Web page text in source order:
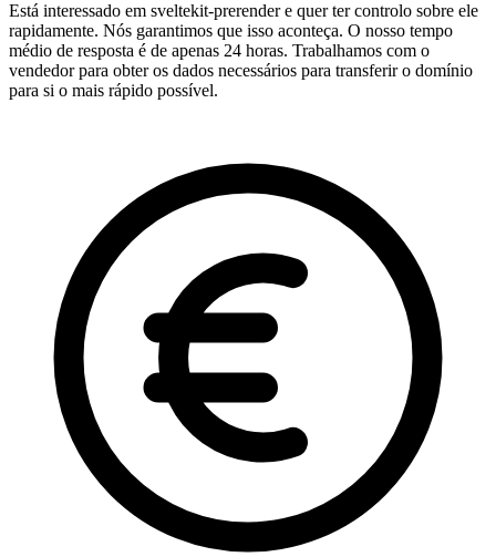
Está interessado em sveltekit-prerender e quer ter controlo sobre ele
rapidamente. Nós garantimos que isso aconteça. O nosso tempo
médio de resposta é de apenas 24 horas. Trabalhamos com o
vendedor para obter os dados necessários para transferir o domínio
para si o mais rápido possível.